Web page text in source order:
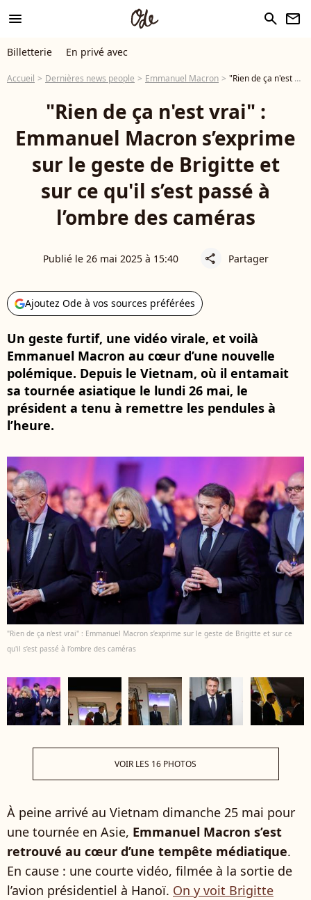
menu search newsletter
Billetterie En privé avec
Accueil Dernières news people Emmanuel Macron "Rien de ça n'est vrai" : Emmanuel Macron s’exprime sur le geste de Brigitte et sur ce qu'il s’est passé à l’ombre des caméras
"Rien de ça n'est vrai" :
Emmanuel Macron s’exprime
sur le geste de Brigitte et
sur ce qu'il s’est passé à
l’ombre des caméras
Publié le 26 mai 2025 à 15:40 share Partager
Ajoutez Ode à vos sources préférées
Un geste furtif, une vidéo virale, et voilà
Emmanuel Macron au cœur d’une nouvelle
polémique. Depuis le Vietnam, où il entamait
sa tournée asiatique le lundi 26 mai, le
président a tenu à remettre les pendules à
l’heure.
"Rien de ça n'est vrai" : Emmanuel Macron s’exprime sur le geste de Brigitte et sur ce
qu'il s’est passé à l’ombre des caméras
VOIR LES 16 PHOTOS
À peine arrivé au Vietnam dimanche 25 mai pour
une tournée en Asie, Emmanuel Macron s’est
retrouvé au cœur d’une tempête médiatique.
En cause : une courte vidéo, filmée à la sortie de
l’avion présidentiel à Hanoï. On y voit Brigitte